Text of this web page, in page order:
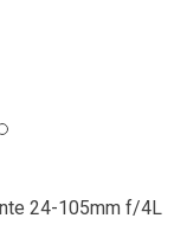
24-105mm f/4L